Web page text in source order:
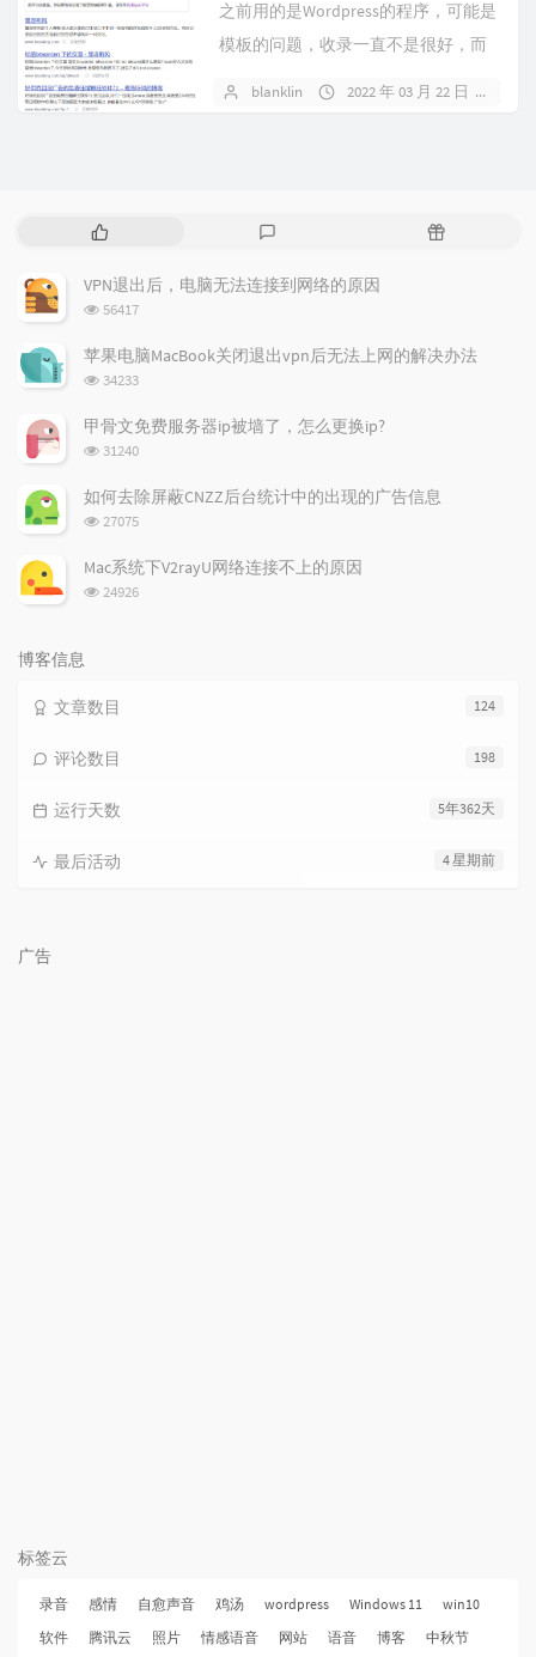
之前用的是Wordpress的程序，可能是
模板的问题，收录一直不是很好，而
blanklin 2022 年 03 月 22 日
热
文
章
评
论
随
VPN退出后，电脑无法连接到网络的原因
浏
次
数:
56417
苹果电脑MacBook关闭退出vpn后无法上网的解决办法
浏
次
数:
34233
甲骨文免费服务器ip被墙了，怎么更换ip?
浏
次
数:
31240
如何去除屏蔽CNZZ后台统计中的出现的广告信息
浏
次
数:
27075
Mac系统下V2rayU网络连接不上的原因
浏
24926
博客信息
124
文章数目
198
评论数目
5年362天
运行天数
4 星期前
最后活动
广告
标签云
录音 感情 自愈声音 鸡汤 wordpress Windows 11
win10
软件
腾讯云 照片 情感语音 网站 语音 博客 中秋节